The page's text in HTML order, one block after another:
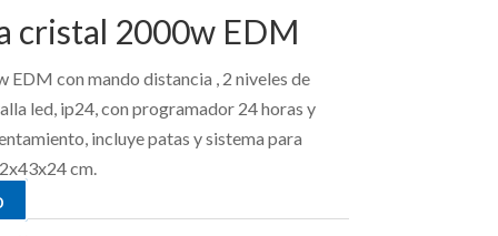
cristal 2000w EDM
con mando distancia , 2 niveles de
led, ip24, con programador 24 horas y
incluye patas y sistema para
cm.